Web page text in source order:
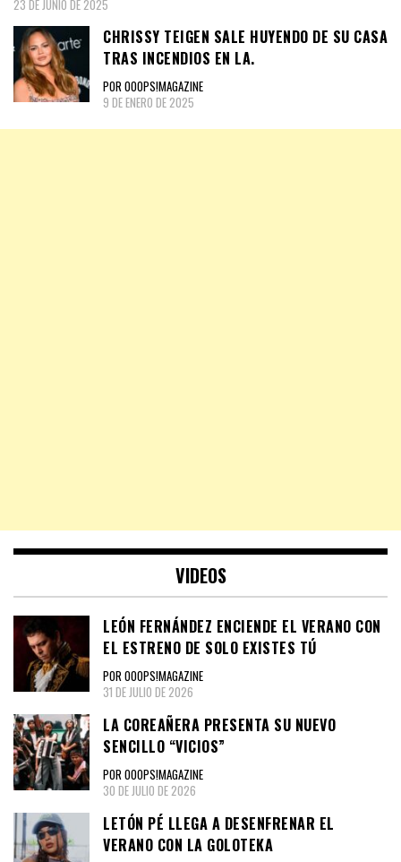
23 DE JUNIO DE 2025
CHRISSY TEIGEN SALE HUYENDO DE SU CASA
TRAS INCENDIOS EN LA.
POR OOOPS!MAGAZINE
9 DE ENERO DE 2025
VIDEOS
LEÓN FERNÁNDEZ ENCIENDE EL VERANO CON
EL ESTRENO DE SOLO EXISTES TÚ
POR OOOPS!MAGAZINE
31 DE JULIO DE 2026
LA COREAÑERA PRESENTA SU NUEVO
SENCILLO “VICIOS”
POR OOOPS!MAGAZINE
30 DE JULIO DE 2026
LETÓN PÉ LLEGA A DESENFRENAR EL
VERANO CON LA GOLOTEKA